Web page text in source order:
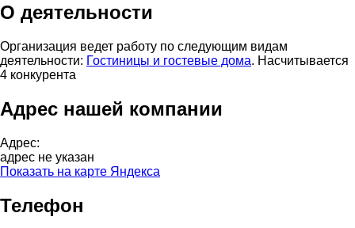
О деятельности
Организация ведет работу по следующим видам
деятельности: Гостиницы и гостевые дома. Насчитывается
4 конкурента
Адрес нашей компании
Адрес:
адрес не указан
Показать на карте Яндекса
Телефон